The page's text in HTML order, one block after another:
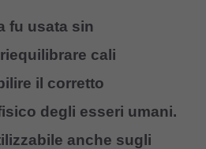
fu usata sin
cali
il corretto
degli esseri umani.
anche sugli